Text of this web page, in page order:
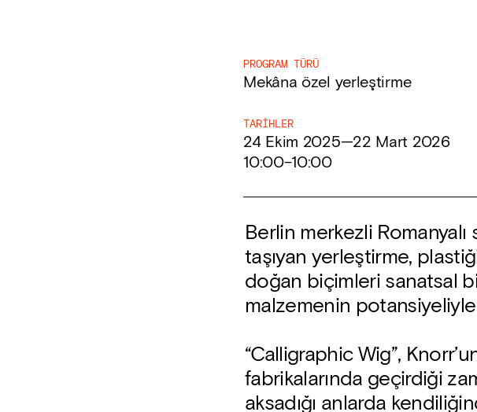
PROGRAM TÜRÜ
Mekâna özel yerleştirme
TARIHLER
24 Ekim 2025—22 Mart 2026
10:00–10:00
Berlin merkezli Romanyalı
taşıyan yerleştirme,
doğan biçimleri sanatsal
malzemenin
“Calligraphic Wig”,
fabrikalarında geçirdiği
aksadığı anlarda